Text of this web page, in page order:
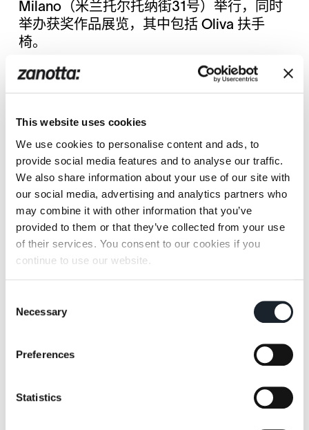
This website uses cookies
We use cookies to personalise content and ads, to
provide social media features and to analyse our traffic.
We also share information about your use of our site with
our social media, advertising and analytics partners who
may combine it with other information that you’ve
provided to them or that they’ve collected from your use
of their services. You consent to our cookies if you
continue to use our website.
Selection
Necessary
Preferences
Statistics
Milano（米兰托尔托纳街31号）举行，同时
举办获奖作品展览，其中包括 Oliva 扶手
椅。
共享: Twitter Facebook